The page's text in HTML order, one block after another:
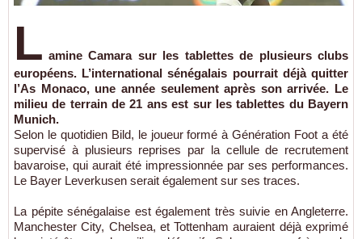
L amine Camara sur les tablettes de plusieurs clubs
européens. L’international sénégalais pourrait déjà quitter
l’As Monaco, une année seulement après son arrivée. Le
milieu de terrain de 21 ans est sur les tablettes du Bayern
Munich.
Selon le quotidien Bild, le joueur formé à Génération Foot a été
supervisé à plusieurs reprises par la cellule de recrutement
bavaroise, qui aurait été impressionnée par ses performances.
Le Bayer Leverkusen serait également sur ses traces.
La pépite sénégalaise est également très suivie en Angleterre.
Manchester City, Chelsea, et Tottenham auraient déjà exprimé